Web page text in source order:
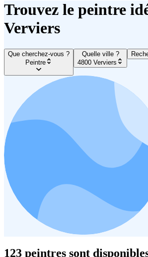
Trouvez le peintre
Verviers
Que cherchez-vous ?
Peintre
Quelle ville ?
4800 Verviers
123 peintres sont